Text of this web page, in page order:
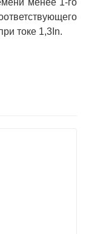
менее 1-го
токе 1,3In.